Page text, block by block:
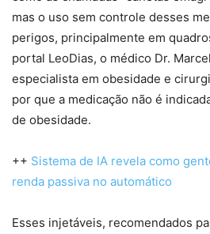
mas o uso sem controle desses
perigos, principalmente em
portal LeoDias, o médico Dr.
especialista em obesidade e
por que a medicação não é
de obesidade.
++ Sistema de IA revela como
renda passiva no automático
Esses injetáveis, recomendados